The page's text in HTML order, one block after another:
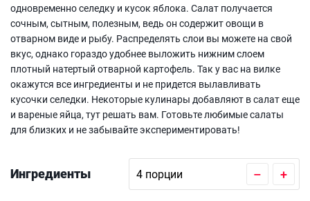
одновременно селедку и кусок яблока. Салат получается
сочным, сытным, полезным, ведь он содержит овощи в
отварном виде и рыбу. Распределять слои вы можете на свой
вкус, однако гораздо удобнее выложить нижним слоем
плотный натертый отварной картофель. Так у вас на вилке
окажутся все ингредиенты и не придется вылавливать
кусочки селедки. Некоторые кулинары добавляют в салат еще
и вареные яйца, тут решать вам. Готовьте любимые салаты
для близких и не забывайте экспериментировать!
Ингредиенты – +